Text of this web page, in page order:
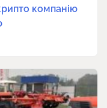
компанію